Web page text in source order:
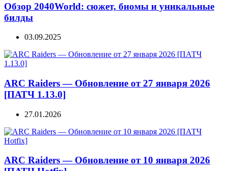
Обзор 2040World: сюжет, биомы и уникальные
билды
03.09.2025
ARC Raiders — Обновление от 27 января 2026
[ПАТЧ 1.13.0]
27.01.2026
ARC Raiders — Обновление от 10 января 2026